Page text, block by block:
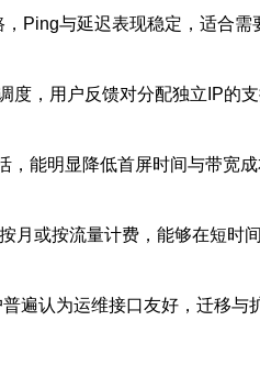
Ping与延迟表现稳定，适合
，用户反馈对分配独立IP的
能明显降低首屏时间与带宽
或按流量计费，能够在短时
遍认为运维接口友好，迁移